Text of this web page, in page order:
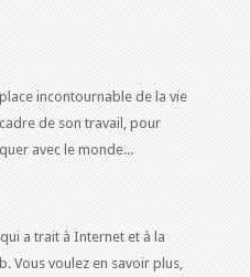
incontournable de la vie
de son travail, pour
avec le monde...
a trait à Internet et à la
Vous voulez en savoir plus,